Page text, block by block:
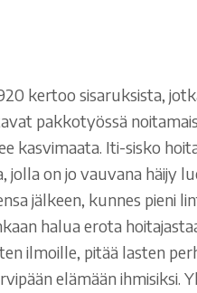
kertoo sisaruksista,
pakkotyössä
kasvimaata. Iti-sisko
jolla on jo vauvana häijy
jälkeen, kunnes pieni
halua erota
ilmoille, pitää lasten
elämään ihmisiksi.